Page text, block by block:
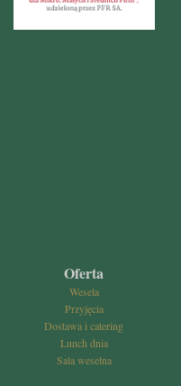
Oferta
Wesela
Przyjęcia
Dostawa i catering
Lunch dnia
Sala weselna